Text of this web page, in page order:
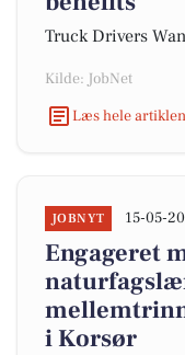
Truck Drivers
Kilde: JobNet
Læs hele
JOBNYT 15-05-
Engageret
i Korsør